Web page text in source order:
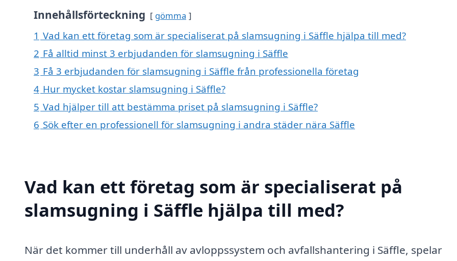
Innehållsförteckning gömma
1 Vad kan ett företag som är specialiserat på slamsugning i Säffle hjälpa till med?
2 Få alltid minst 3 erbjudanden för slamsugning i Säffle
3 Få 3 erbjudanden för slamsugning i Säffle från professionella företag
4 Hur mycket kostar slamsugning i Säffle?
5 Vad hjälper till att bestämma priset på slamsugning i Säffle?
6 Sök efter en professionell för slamsugning i andra städer nära Säffle
Vad kan ett företag som är specialiserat på
slamsugning i Säffle hjälpa till med?
När det kommer till underhåll av avloppssystem och avfallshantering i Säffle, spelar